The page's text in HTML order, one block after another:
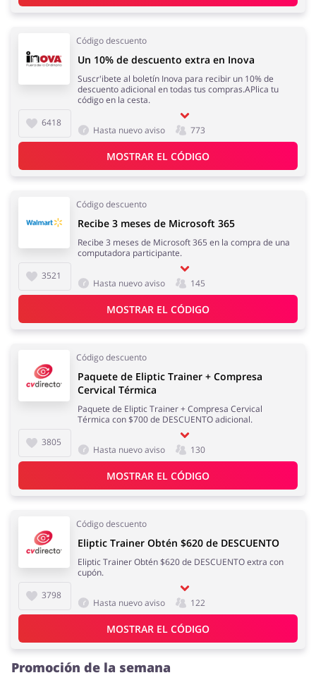
Turismo y Viajes
Joyería y Accesorios
Lencería y Erótica Motorización
Oficina Calzado
Código descuento
6418
Un 10% de descuento extra en Inova
Suscr'ibete al boletín Inova para recibir un 10% de
descuento adicional en todas tus compras.APlica tu
código en la cesta.
Hasta nuevo aviso 773
MOSTRAR EL CÓDIGO
Código descuento
3521
Recibe 3 meses de Microsoft 365
Recibe 3 meses de Microsoft 365 en la compra de una
computadora participante.
Hasta nuevo aviso 145
MOSTRAR EL CÓDIGO
Código descuento
3805
Paquete de Eliptic Trainer + Compresa
Cervical Térmica
Paquete de Eliptic Trainer + Compresa Cervical
Térmica con $700 de DESCUENTO adicional.
Hasta nuevo aviso 130
MOSTRAR EL CÓDIGO
Código descuento
3798
Eliptic Trainer Obtén $620 de DESCUENTO
Eliptic Trainer Obtén $620 de DESCUENTO extra con
cupón.
Hasta nuevo aviso 122
MOSTRAR EL CÓDIGO
Promoción de la semana